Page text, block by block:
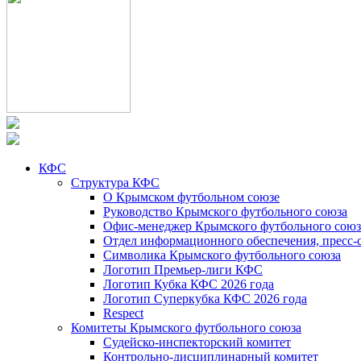
КФС
Структура КФС
О Крымском футбольном союзе
Руководство Крымского футбольного союза
Офис-менеджер Крымского футбольного
Отдел информационного обеспечения, пресс-
Символика Крымского футбольного союза
Логотип Премьер-лиги КФС
Логотип Кубка КФС 2026 года
Логотип Суперкубка КФС 2026 года
Respect
Комитеты Крымского футбольного союза
Судейско-инспекторский комитет
Контрольно-дисциплинарный комитет